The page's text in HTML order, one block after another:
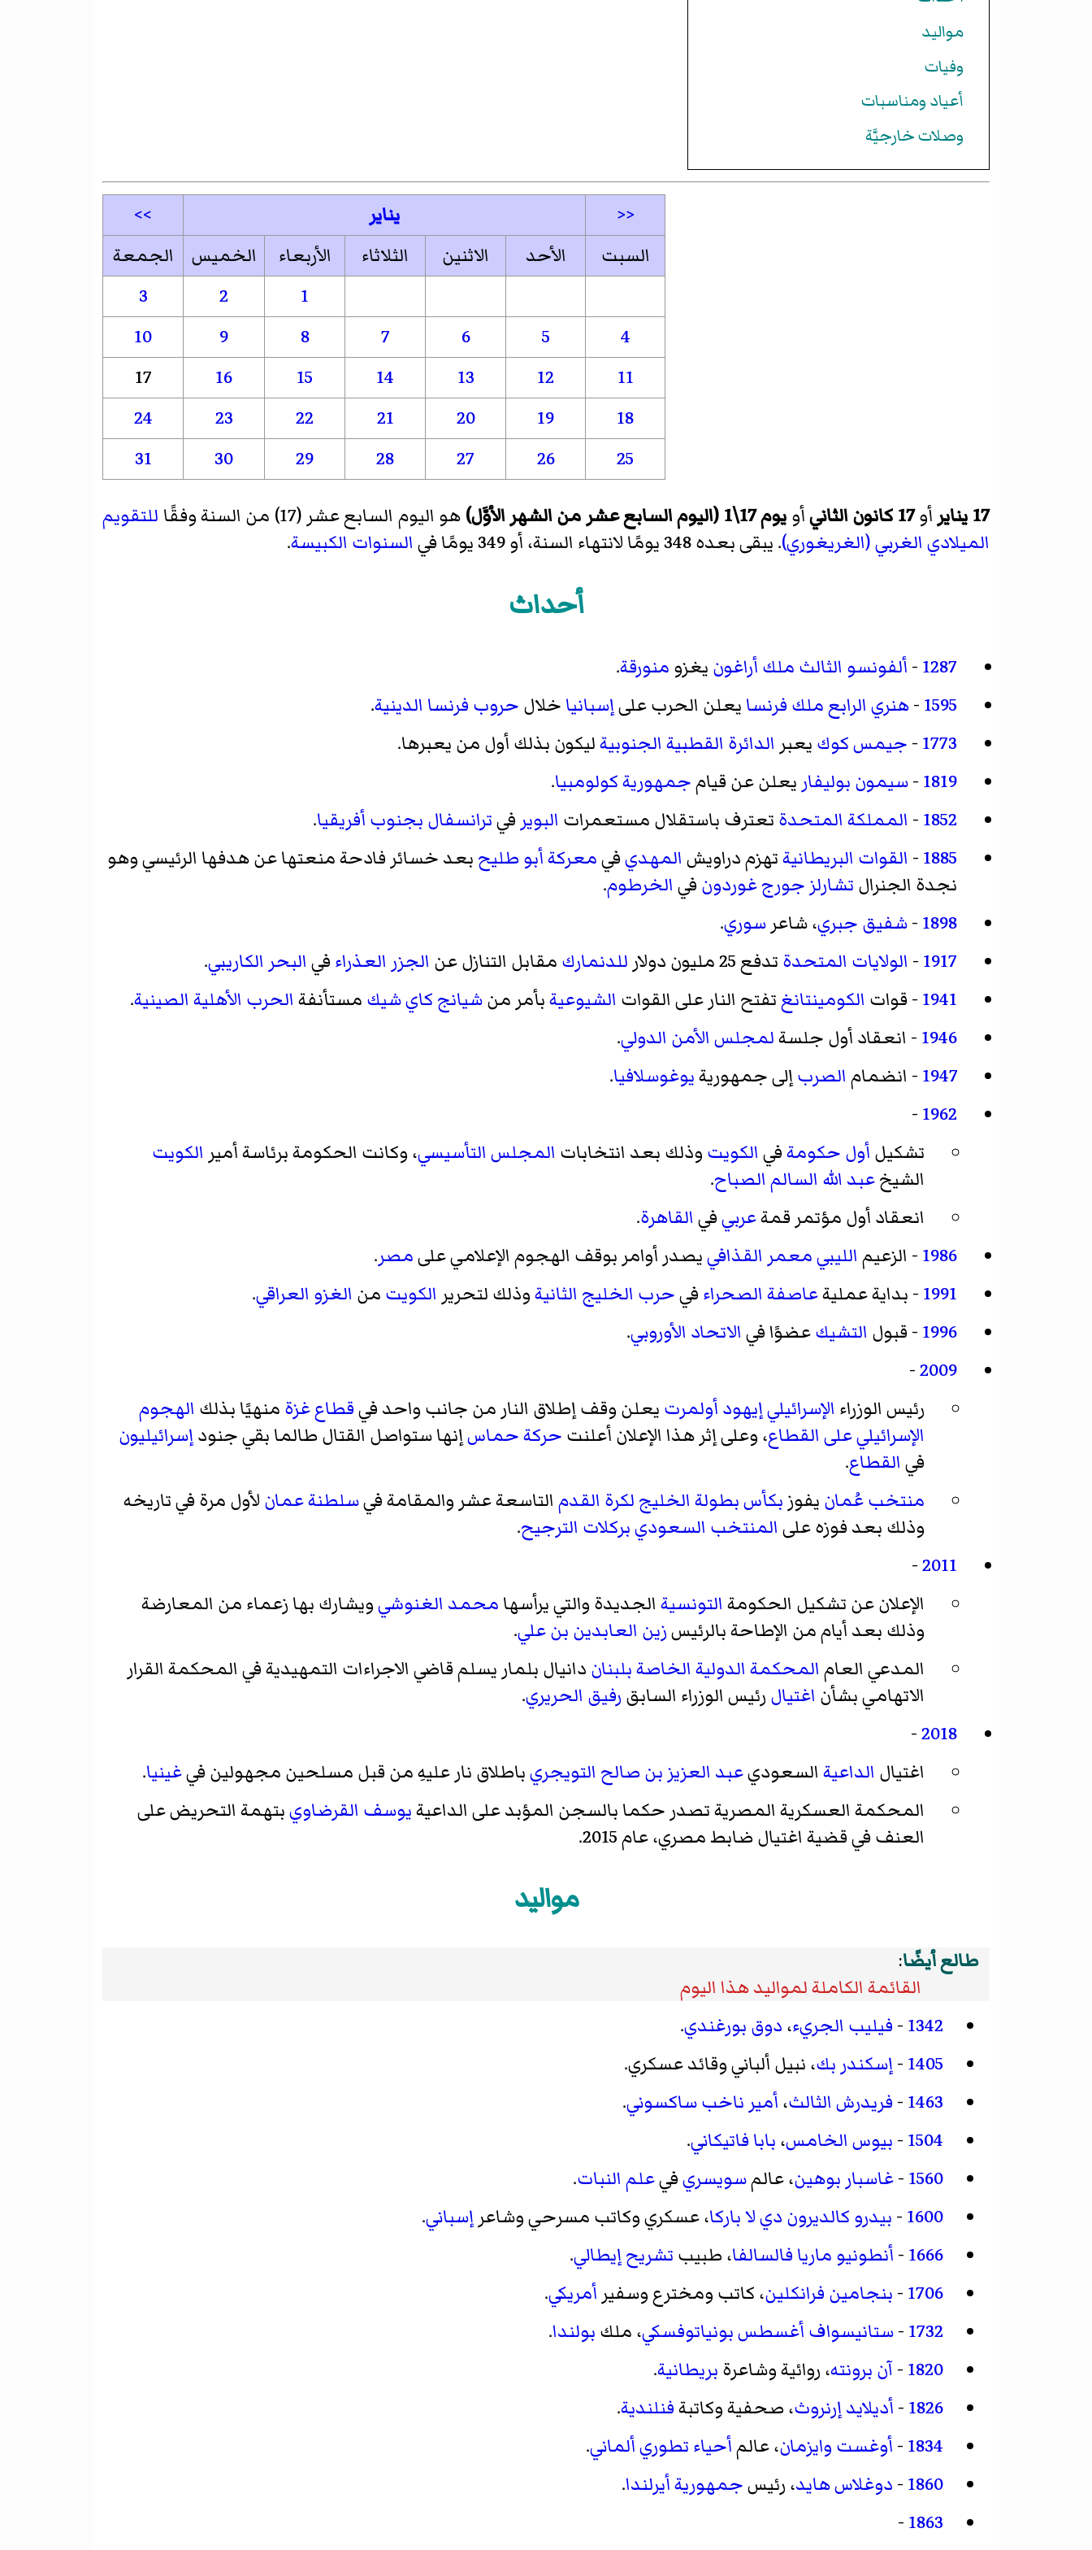
مواليد
وفيات
أعياد ومناسبات
وصلات خارجيَّة
<< يناير
>>
السبت
الأحد الاثنين الثلاثاء الأربعاء الخميس
الجمعة
1
2
3
4
5
6
7
8
9
10
11
12
13
14
15
16
17
18
19
20
21
22
23
24
25
26
27
28
29
30
31
17 يناير أو17 كانون الثاني أو يوم 17\1 (اليوم السابع عشر من الشهر الأوَّل) هو اليوم السابع عشر (17) من السنة وفقًا
للتقويم
الميلادي الغربي (الغريغوري). يبقى بعده 348 يومًا لانتهاء السنة، أو 349 يومًا في السنوات الكبيسة.
أحداث
1287
- ألفونسو الثالث ملك أراغون يغزو منورقة.
1595
-هنري الرابع ملك فرنسا يعلن الحرب علىإسبانيا خلال حروب فرنسا الدينية.
1773
- جيمس كوك يعبر الدائرة القطبية الجنوبيةليكون بذلك أول من يعبرها.
1819
-سيمون بوليفار يعلن عن قيامجمهورية كولومبيا.
1852
- المملكة المتحدة تعترف باستقلال مستعمرات البوير فيترانسفال بجنوب أفريقيا.
1885
- القوات البريطانيةتهزم دراويش المهديفيمعركة أبو طليح بعد خسائر فادحة منعتها عن هدفها الرئيسي وهو
نجدة الجنرال تشارلز جورج غوردون في الخرطوم.
1898
-شفيق جبري، شاعرسوري.
1917
- الولايات المتحدة تدفع 25 مليون دولار للدنمارك مقابل التنازل عن الجزر العذراء في البحر الكاريبي.
1941 - قوات الكومينتانغتفتح النار على القوات الشيوعيةبأمر منشيانج كاي شيك مستأنفة الحرب الأهلية الصينية.
1946 - انعقاد أول جلسةلمجلس الأمن الدولي.
1947 - انضمام الصربإلى جمهوريةيوغوسلافيا.
1962
-
تشكيل أول حكومةفي الكويت وذلك بعد انتخابات المجلس التأسيسي، وكانت الحكومة برئاسة أمير الكويت
الشيخعبد الله السالم الصباح.
انعقاد أول مؤتمر قمةعربيفي القاهرة.
1986 - الزعيم الليبيمعمر القذافييصدر أوامر بوقف الهجوم الإعلامي علىمصر.
1991 - بداية عمليةعاصفة الصحراء فيحرب الخليج الثانيةوذلك لتحرير الكويت من الغزو العراقي.
1996 - قبول التشيكعضوًا في الاتحاد الأوروبي.
2009
-
رئيس الوزراء الإسرائيليإيهود أولمرت يعلن وقف إطلاق النار من جانب واحد فيقطاع غزة منهيًا بذلك الهجوم
الإسرائيلي على القطاع، وعلى إثر هذا الإعلان أعلنت حركة حماسإنها ستواصل القتال طالما بقي جنودإسرائيليون
في القطاع.
منتخب عُمان يفوز بكأس بطولة الخليج لكرة القدم التاسعة عشر والمقامة فيسلطنة عمان لأول مرة في تاريخه
وذلك بعد فوزه على المنتخب السعوديبركلات الترجيح.
2011
-
الإعلان عن تشكيل الحكومة التونسية الجديدة والتي يرأسها محمد الغنوشيويشارك بها زعماء من المعارضة
وذلك بعد أيام من الإطاحة بالرئيسزين العابدين بن علي.
المدعي العام المحكمة الدولية الخاصة بلبنان دانيال بلمار يسلم قاضي الاجراءات التمهيدية في المحكمة القرار
الاتهامي بشأن اغتيال رئيس الوزراء السابق رفيق الحريري.
2018
-
اغتيال الداعية السعوديعبد العزيز بن صالح التويجريباطلاق نار عليهِ من قبل مسلحين مجهولين فيغينيا.
المحكمة العسكرية المصرية تصدر حكما بالسجن المؤبد على الداعيةيوسف القرضاويبتهمة التحريض على
العنف في قضية اغتيال ضابط مصري، عام 2015.
مواليد
طالع أيضًا:
القائمة الكاملة لمواليد هذا اليوم
1342
- فيليب الجريء، دوق بورغندي.
1405
-إسكندر بك، نبيل ألباني وقائد عسكري.
1463
- فريدرش الثالث، أمير ناخبساكسوني.
1504
- بيوس الخامس، بابا فاتيكاني.
1560
-غاسبار بوهين، عالمسويسريفيعلم النبات.
1600
- بيدرو كالديرون دي لا باركا، عسكري وكاتب مسرحي وشاعرإسباني.
1666
- أنطونيو ماريا فالسالفا، طبيب تشريحإيطالي.
1706
- بنجامين فرانكلين، كاتب ومخترع وسفير أمريكي.
1732
-ستانيسواف أغسطس بونياتوفسكي، ملك بولندا.
1820
- آن برونته، روائية وشاعرة بريطانية.
1826
- أديلايد إرنروث، صحفية وكاتبةفنلندية.
1834
- أوغست وايزمان، عالمأحياء تطوريألماني.
1860
- دوغلاس هايد، رئيسجمهورية أيرلندا.
1863
-